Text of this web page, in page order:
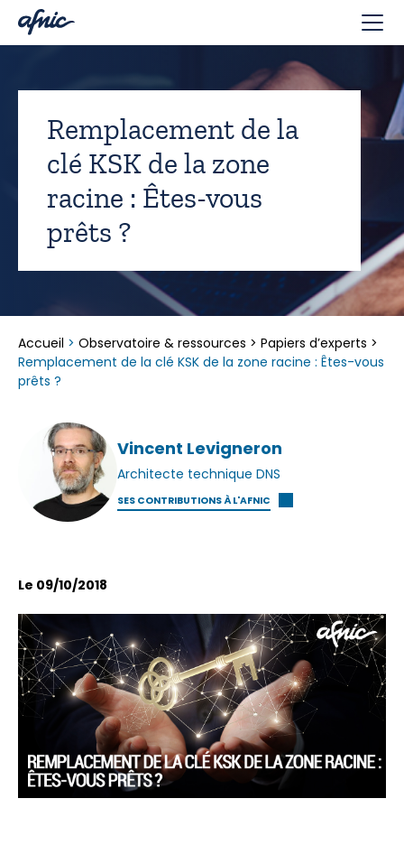
Remplacement de la
clé KSK de la zone
racine : Êtes-vous
prêts ?
Accueil > Observatoire & ressources > Papiers d’experts >
Remplacement de la clé KSK de la zone racine : Êtes-vous
prêts ?
Vincent Levigneron
Architecte technique DNS
SES CONTRIBUTIONS À L'AFNIC
Le 09/10/2018
Panneau de gestion des cookies